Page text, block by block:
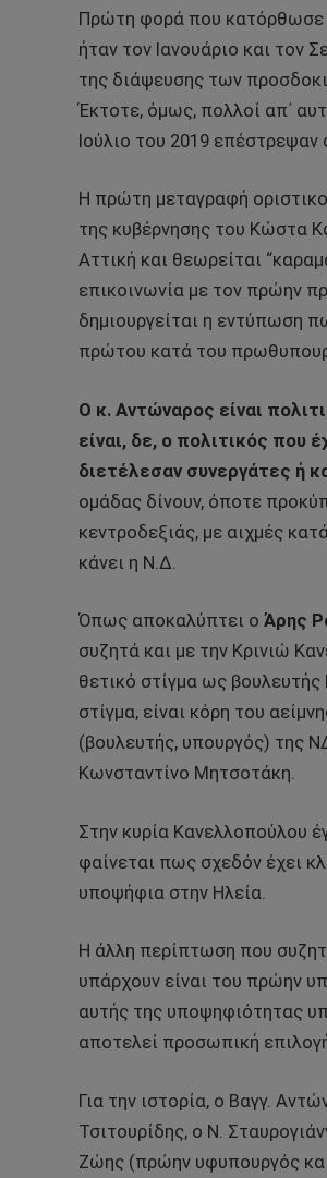
Πρώτη φορά που κατόρθωσε
ήταν τον Ιανουάριο και τον
της διάψευσης των
Έκτοτε, όμως, πολλοί απ΄
Ιούλιο του 2019 επέστρεψαν
Η πρώτη μεταγραφή
της κυβέρνησης του Κώστα
Αττική και θεωρείται
επικοινωνία με τον πρώην
δημιουργείται η εντύπωση
πρώτου κατά του
Ο κ. Αντώναρος είναι
είναι, δε, ο πολιτικός που
διετέλεσαν συνεργάτες ή
ομάδας δίνουν, όποτε
κεντροδεξιάς, με αιχμές
κάνει η Ν.Δ.
Όπως αποκαλύπτει ο Άρης
συζητά και με την Κρινιώ
θετικό στίγμα ως
στίγμα, είναι κόρη του
(βουλευτής, υπουργός) της
Κωνσταντίνο Μητσοτάκη.
Στην κυρία Κανελλοπούλου
φαίνεται πως σχεδόν έχει
υποψήφια στην Ηλεία.
Η άλλη περίπτωση που
υπάρχουν είναι του πρώην
αυτής της υποψηφιότητας
αποτελεί προσωπική
Για την ιστορία, ο Βαγγ.
Τσιτουρίδης, ο Ν.
Ζώης (πρώην υφυπουργός